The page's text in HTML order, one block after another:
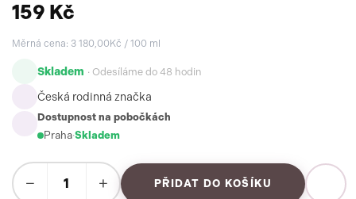
159 Kč
Měrná cena: 3 180,00Kč / 100 ml
Skladem · Odesíláme do 48 hodin
Česká rodinná značka
Dostupnost na pobočkách
Praha·Skladem
− + PŘIDAT DO KOŠÍKU